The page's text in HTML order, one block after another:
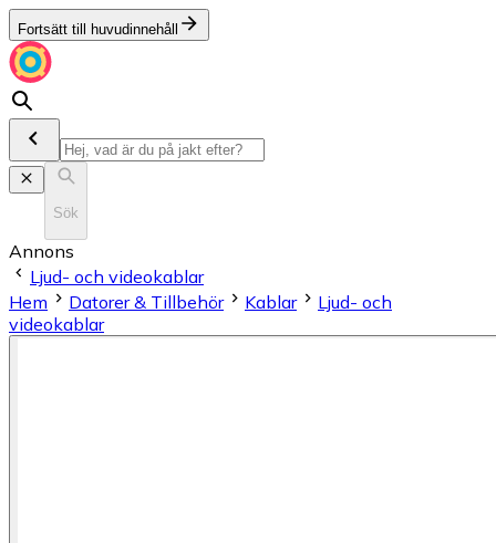
Fortsätt till huvudinnehåll
Sök
Annons
Ljud- och videokablar
Hem
Datorer & Tillbehör Kablar
Ljud- och
videokablar